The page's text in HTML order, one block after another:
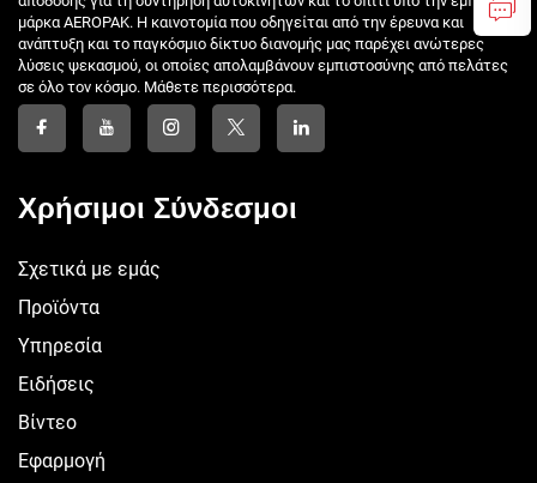
μάρκα AEROPAK. Η καινοτομία που οδηγείται από την έρευνα και
ανάπτυξη και το παγκόσμιο δίκτυο διανομής μας παρέχει ανώτερες
λύσεις ψεκασμού, οι οποίες απολαμβάνουν εμπιστοσύνης από πελάτες
σε όλο τον κόσμο. Μάθετε περισσότερα.
Χρήσιμοι Σύνδεσμοι
Σχετικά με εμάς
Προϊόντα
Υπηρεσία
Ειδήσεις
Βίντεο
Εφαρμογή